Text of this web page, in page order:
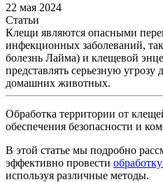
22 мая 2024
Статьи
Клещи являются опасными
инфекционных заболеваний,
болезнь Лайма) и клещевой
представлять серьезную угрозу
домашних животных.
Обработка территории от
обеспечения безопасности и
В этой статье мы подробно
эффективно провести
используя различные методы.